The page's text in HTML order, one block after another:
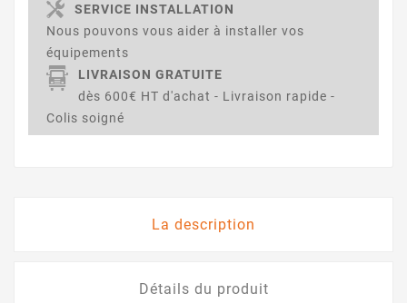
SERVICE INSTALLATION
Nous pouvons vous aider à installer vos
équipements
LIVRAISON GRATUITE
dès 600€ HT d'achat - Livraison rapide -
Colis soigné
La description
Détails du produit